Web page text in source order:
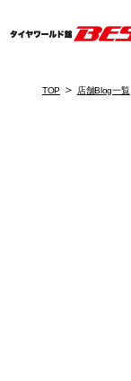
TOP 店舗Blog一覧